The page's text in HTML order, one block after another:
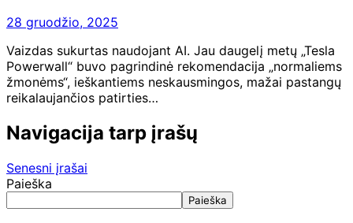
28 gruodžio, 2025
Vaizdas sukurtas naudojant AI. Jau daugelį metų „Tesla
Powerwall“ buvo pagrindinė rekomendacija „normaliems
žmonėms“, ieškantiems neskausmingos, mažai pastangų
reikalaujančios patirties…
Navigacija tarp įrašų
Senesni įrašai
Paieška
Paieška